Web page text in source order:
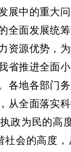
展中的重大
全面发展统
资源优势，
省推进全面
各地各部门
从全面落实
政为民的高
社会的高度